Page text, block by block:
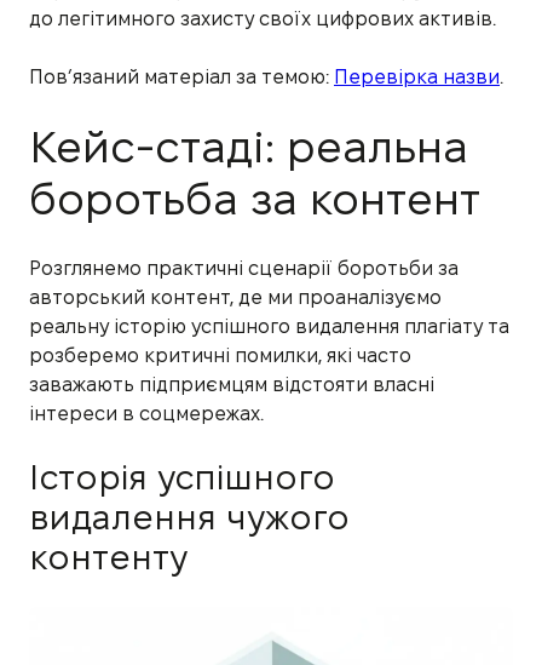
до легітимного захисту своїх цифрових активів.
Пов’язаний матеріал за темою: Перевірка назви.
Кейс-стаді: реальна
боротьба за контент
Розглянемо практичні сценарії боротьби за
авторський контент, де ми проаналізуємо
реальну історію успішного видалення плагіату та
розберемо критичні помилки, які часто
заважають підприємцям відстояти власні
інтереси в соцмережах.
Історія успішного
видалення чужого
контенту